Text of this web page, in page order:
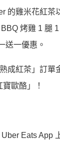
的雞米花紅茶
烤雞 1 腿
送一優惠。
成紅茶」訂單
歐酪」！
Eats App